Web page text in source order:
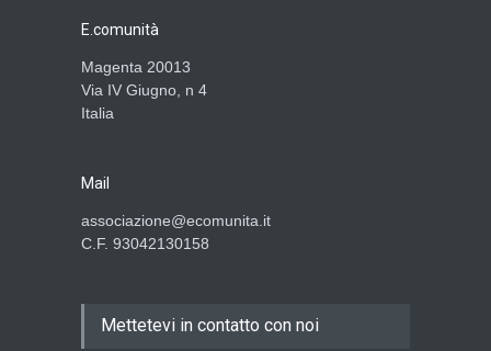
E.comunità
Magenta 20013
Via IV Giugno, n 4
Italia
Mail
associazione@ecomunita.it
C.F. 93042130158
Mettetevi in contatto con noi